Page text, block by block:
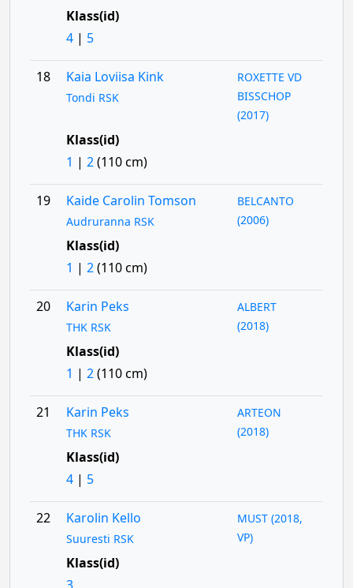
Klass(id)
4| 5
18 Kaia Loviisa Kink
Tondi RSK
ROXETTE VD
BISSCHOP
(2017)
Klass(id)
1 | 2(110 cm)
19 Kaide Carolin Tomson
Audruranna RSK
BELCANTO
(2006)
Klass(id)
1 | 2(110 cm)
20 Karin Peks
THK RSK
ALBERT
(2018)
Klass(id)
1 | 2(110 cm)
21 Karin Peks
THK RSK
ARTEON
(2018)
Klass(id)
4| 5
22 Karolin Kello
Suuresti RSK
MUST (2018,
VP)
Klass(id)